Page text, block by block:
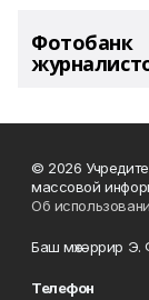
Фотобанк
© 2026
массовой
Об
Баш мөхәррир
Телефон